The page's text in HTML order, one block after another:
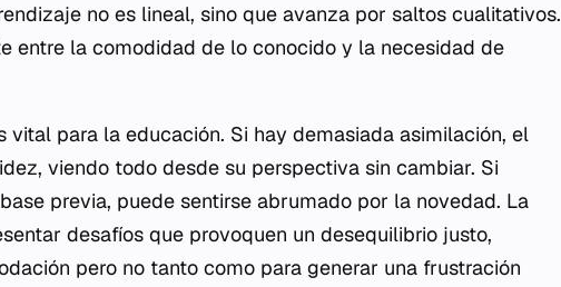
no es lineal, sino que avanza por saltos cualitativos.
entre la comodidad de lo conocido y la necesidad de
vital para la educación. Si hay demasiada asimilación, el
viendo todo desde su perspectiva sin cambiar. Si
previa, puede sentirse abrumado por la novedad. La
desafíos que provoquen un desequilibrio justo,
pero no tanto como para generar una frustración